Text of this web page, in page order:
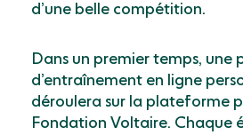
d’une belle compétition.
Dans un premier temps, une
d’entraînement en ligne
déroulera sur la plateforme
Fondation Voltaire. Chaque